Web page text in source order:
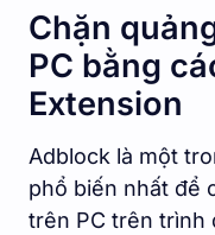
Chặn
PC bằng
Extension
Adblock là một
phổ biến nhất để
trên PC trên trình